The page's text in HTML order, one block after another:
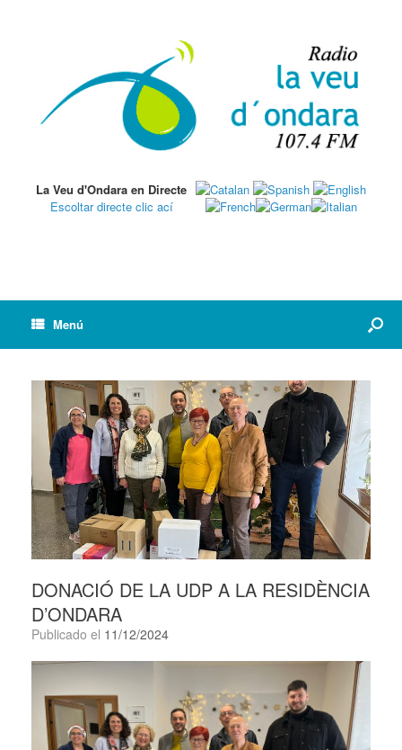
La Veu d'Ondara en Directe
Escoltar directe clic ací
Menú
DONACIÓ DE LA UDP A LA RESIDÈNCIA
D’ONDARA
Publicado el 11/12/2024